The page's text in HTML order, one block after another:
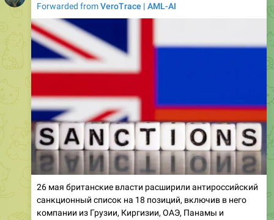
Forwarded fromVeroTrace | AML-AI
26 мая британские власти расширили антироссийский
санкционный список на 18 позиций, включив в него
компании из Грузии, Киргизии, ОАЭ, Панамы и